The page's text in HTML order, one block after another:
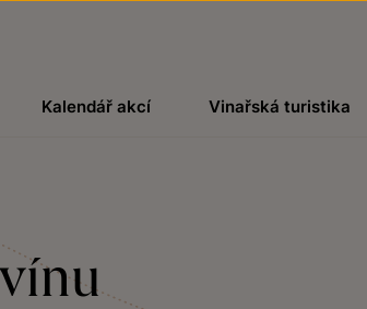
Kalendář akcí Vinařská turistika